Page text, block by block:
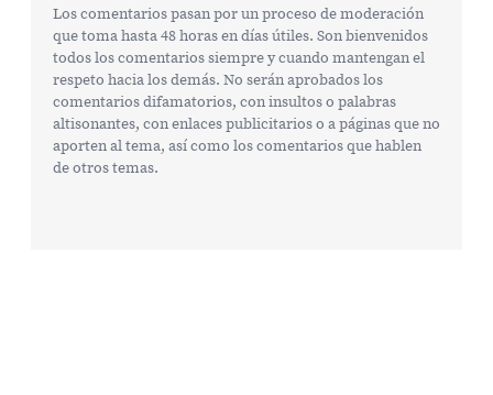
Los comentarios pasan por un proceso de moderación
que toma hasta 48 horas en días útiles. Son bienvenidos
todos los comentarios siempre y cuando mantengan el
respeto hacia los demás. No serán aprobados los
comentarios difamatorios, con insultos o palabras
altisonantes, con enlaces publicitarios o a páginas que no
aporten al tema, así como los comentarios que hablen
de otros temas.